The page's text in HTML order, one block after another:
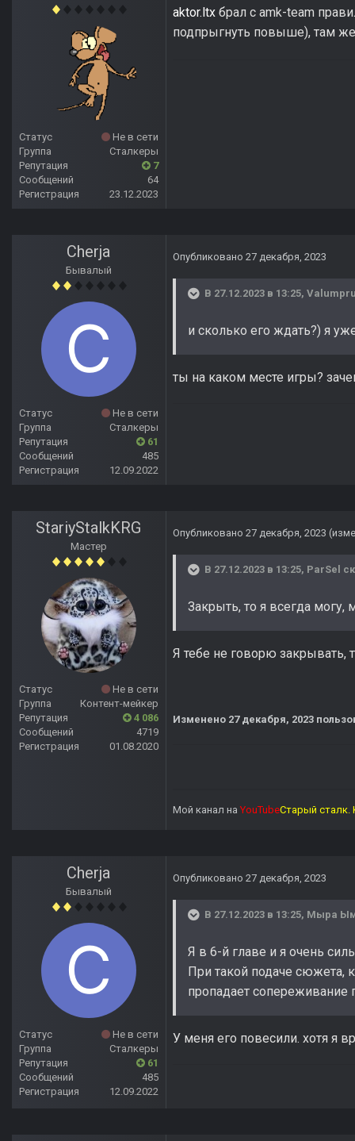
Статус
Не в сети
Группа
Сталкеры
Репутация
7
Сообщений
64
Регистрация
23.12.2023
aktor.ltx брал с amk-team
подпрыгнуть повыше), там
Cherja
Бывалый
Статус
Не в сети
Группа
Сталкеры
Репутация
61
Сообщений
485
Регистрация
12.09.2022
Опубликовано 27 декабря, 2023
В 27.12.2023 в 13:25,
и сколько его ждать?) я
ты на каком месте игры?
StariyStalkKRG
Мастер
Статус
Не в сети
Группа
Контент-мейкер
Репутация
4 086
Сообщений
4719
Регистрация
01.08.2020
Опубликовано 27 декабря, 2023
В 27.12.2023 в 13:25, ParSel
Закрыть, то я всегда могу,
Я тебе не говорю закрывать,
Изменено 27 декабря, 2023
Мой канал наYouTubeСтарый сталк.
Cherja
Бывалый
Статус
Не в сети
Группа
Сталкеры
Репутация
61
Сообщений
485
Регистрация
12.09.2022
Опубликовано 27 декабря, 2023
В 27.12.2023 в 13:25, Мыра
Я в 6-й главе и я очень
При такой подаче сюжета,
пропадает
У меня его повесили. хотя я